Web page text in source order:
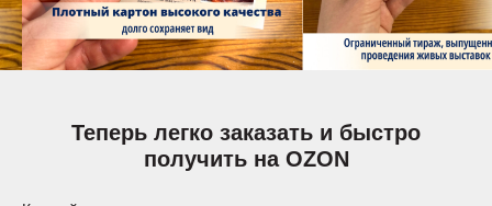
Теперь легко заказать и быстро
получить на OZON